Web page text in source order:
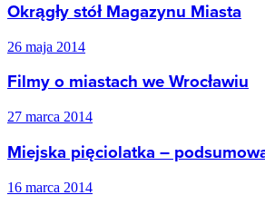
Okrągły stół Magazynu Miasta
26 maja 2014
Filmy o miastach we Wrocławiu
27 marca 2014
Miejska pięciolatka –
16 marca 2014